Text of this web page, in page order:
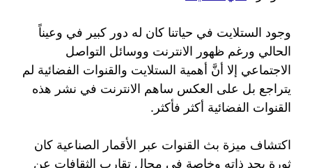
وجود الستلايت في حياتنا كان له دور كبير في وعيناً
الحالي ورغم ظهور الانترنت ووسائل التواصل
الاجتماعي إلا أنَّ أهمية الستلايت والقنوات الفضائية لم
يتراجع بل على العكس ساهم الانترنت في نشر هذه
القنوات الفضائية أكثر فأكثر.
اكتشاف ميزة بث القنوات عبر الأقمار الصناعية كان
ثورة بحد ذاته وخاصة في مجال تقارب الثقافات عن